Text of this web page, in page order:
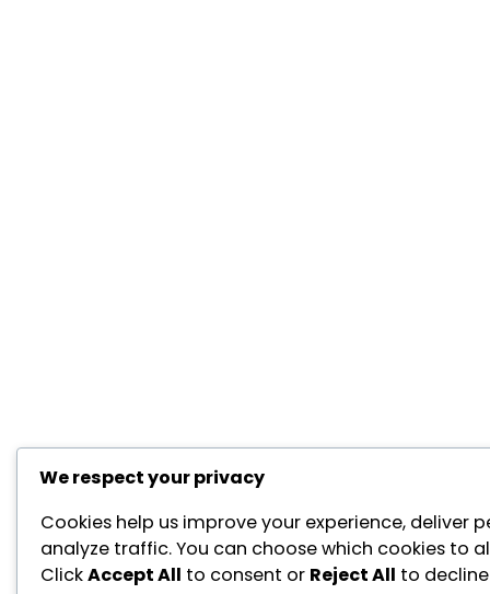
We respect your privacy
Cookies help us improve your experience, deliver
analyze traffic. You can choose which cookies to
ClickAccept All to consent or Reject All to